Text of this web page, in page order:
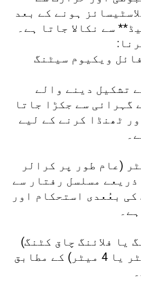
ہونے کے بعد
سے نکالا جاتا ہے۔
ویکیوم سیٹنگ
تشکیل دینے والے
گہرائی سے جکڑا جاتا
ٹھنڈا کرنے کے لیے
(عام طور پر کرالر
ذریعے مسلسل رفتار سے
بعُعدی استحکام اور
یا فلائنگ چاق کٹنگ)
سیٹ لمبائی (عام طور پر 3 میٹر یا 4 میٹر) کے مطابق